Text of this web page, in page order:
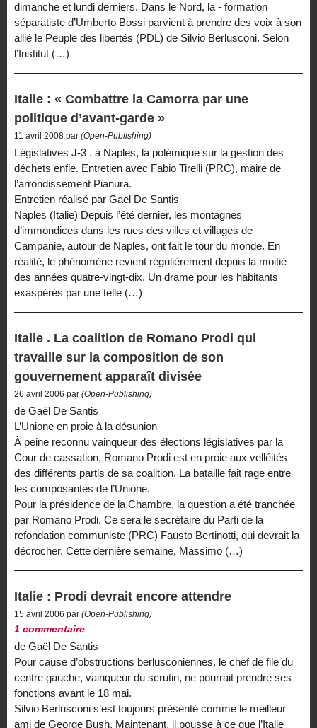
dimanche et lundi derniers. Dans le Nord, la - formation
séparatiste d’Umberto Bossi parvient à prendre des voix à son
allié le Peuple des libertés (PDL) de Silvio Berlusconi. Selon
l’Institut (…)
Italie : « Combattre la Camorra par une
politique d’avant-garde »
11 avril 2008 par (Open-Publishing)
Législatives J-3 . à Naples, la polémique sur la gestion des
déchets enfle. Entretien avec Fabio Tirelli (PRC), maire de
l’arrondissement Pianura.
Entretien réalisé par Gaël De Santis
Naples (Italie) Depuis l’été dernier, les montagnes
d’immondices dans les rues des villes et villages de
Campanie, autour de Naples, ont fait le tour du monde. En
réalité, le phénomène revient régulièrement depuis la moitié
des années quatre-vingt-dix. Un drame pour les habitants
exaspérés par une telle (…)
Italie . La coalition de Romano Prodi qui
travaille sur la composition de son
gouvernement apparaît divisée
26 avril 2006 par (Open-Publishing)
de Gaël De Santis
L’Unione en proie à la désunion
À peine reconnu vainqueur des élections législatives par la
Cour de cassation, Romano Prodi est en proie aux velléités
des différents partis de sa coalition. La bataille fait rage entre
les composantes de l’Unione.
Pour la présidence de la Chambre, la question a été tranchée
par Romano Prodi. Ce sera le secrétaire du Parti de la
refondation communiste (PRC) Fausto Bertinotti, qui devrait la
décrocher. Cette dernière semaine, Massimo (…)
Italie : Prodi devrait encore attendre
15 avril 2006 par (Open-Publishing)
1 commentaire
de Gaël De Santis
Pour cause d’obstructions berlusconiennes, le chef de file du
centre gauche, vainqueur du scrutin, ne pourrait prendre ses
fonctions avant le 18 mai.
Silvio Berlusconi s’est toujours présenté comme le meilleur
ami de George Bush. Maintenant, il pousse à ce que l’Italie